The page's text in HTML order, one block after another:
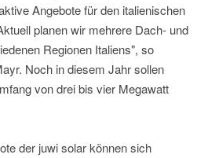
Angebote für den italienischen
planen wir mehrere Dach- und
Regionen Italiens", so
Noch in diesem Jahr sollen
von drei bis vier Megawatt
der juwi solar können sich